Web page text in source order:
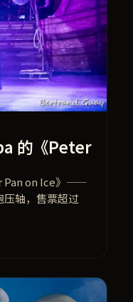
的《Peter
Pan on Ice》——
压轴，售票超过